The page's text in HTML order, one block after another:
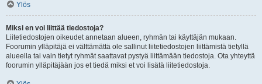
Ylös
Miksi en voi liittää tiedostoja?
Liitetiedostojen oikeudet annetaan alueen, ryhmän tai käyttäjän mukaan.
Foorumin ylläpitäjä ei välttämättä ole sallinut liitetiedostojen liittämistä tietyllä
alueella tai vain tietyt ryhmät saattavat pystyä liittämään tiedostoja. Ota yhteyttä
foorumin ylläpitäjään jos et tiedä miksi et voi lisätä liitetiedostoja.